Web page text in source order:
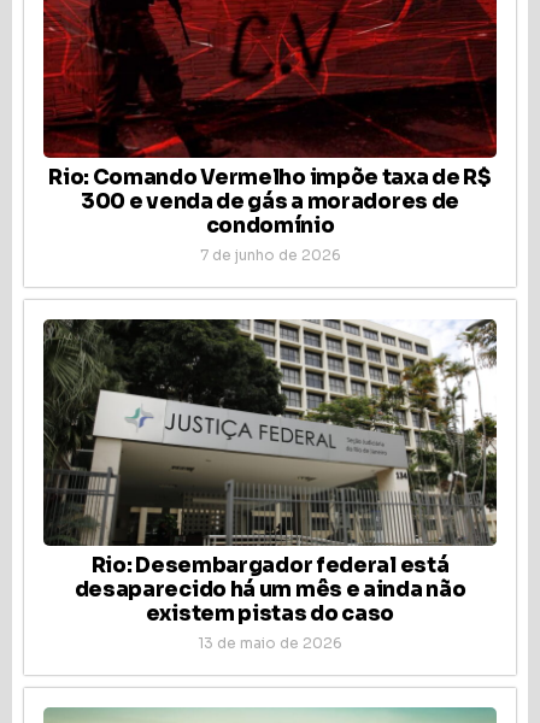
Rio: Comando Vermelho impõe taxa de R$
300 e venda de gás a moradores de
condomínio
7 de junho de 2026
Rio: Desembargador federal está
desaparecido há um mês e ainda não
existem pistas do caso
13 de maio de 2026